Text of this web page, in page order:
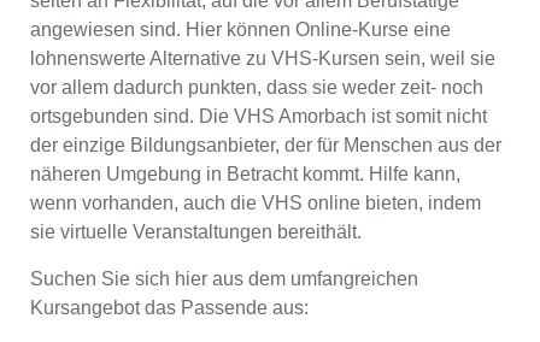
angewiesen sind. Hier können Online-Kurse eine
lohnenswerte Alternative zu VHS-Kursen sein, weil sie
vor allem dadurch punkten, dass sie weder zeit- noch
ortsgebunden sind. Die VHS Amorbach ist somit nicht
der einzige Bildungsanbieter, der für Menschen aus der
näheren Umgebung in Betracht kommt. Hilfe kann,
wenn vorhanden, auch die VHS online bieten, indem
sie virtuelle Veranstaltungen bereithält.
Suchen Sie sich hier aus dem umfangreichen
Kursangebot das Passende aus: